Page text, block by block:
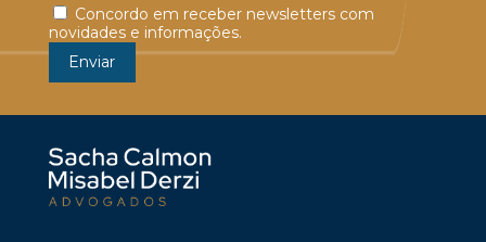
Concordo em receber newsletters com
novidades e informações.